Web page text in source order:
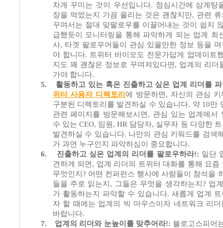
차게 꾸미는 것이 우선입니다. 점심시간에 삼계탕
장을 먹었는지 가끔 올리는 것은 괜찮지만, 관련
꾸며서는 절대 맞팔로우를 이끌어내는 것이 쉽지
급했듯이 모니터링을 통해 파악하게 되는 업계 최
사, 타겟 팔로우어들이 관심 있을만한 정보 등을
야 합니다. 트위터 바이오도 전문가답게 업데이트
지도 꽤 괜찮은 정보로 꾸며져있다면, 업계의 리더
가야 합니다.
5.
활동하고 있는 혹은 진출하고 싶은 업계 리더를
위터 사용자 디렉토리에 방문하면, 자신의 관심
구분된 디렉토리를 발견하실 수 있습니다. 약10만
관련 페이지를 방문해보시면, 관심 있는 업계에서
수 있는 CEO, 임원, HR 담당자, 실무자 등 다양한
발견하실 수 있습니다. 나만의 관심 키워드를 검색
가 과연 누구인지 파악하심이 중요합니다.
6.
진출하고 싶은 업계의 리더를 팔로우하라!: 일단
견하게 되면, 업계 리더의 트위터 대화를 통해 요즘
무엇인지? 어떤 컨퍼런스 행사에 사람들이 참석을
들을 주로 읽는지, 그들은 무엇을 생각하는지? 업
가 활동하는지 파악할 수 있습니다. 새롭게 업계
자 할 때에는 업계의 빅 마우스이자 네트워크 리
바랍니다.
7.
업계의 리더와 눈높이를 맞추어라!: 블로고스피어